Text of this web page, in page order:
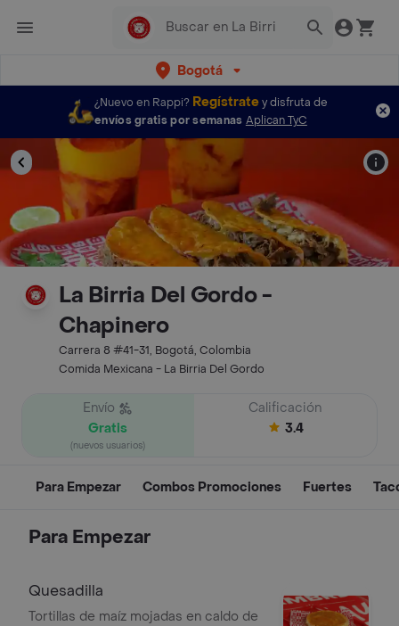
Bogotá
¿Nuevo en Rappi? Regístratey disfruta de
envíos gratis por semanas Aplican TyC
La Birria Del Gordo -
Chapinero
Carrera 8 #41-31, Bogotá, Colombia
Comida Mexicana - La Birria Del Gordo
Envío
Gratis
(nuevos usuarios)
Calificación
3.4
Para Empezar Combos Promociones Fuertes
Para Empezar
Quesadilla
Tortillas de maíz mojadas en caldo de